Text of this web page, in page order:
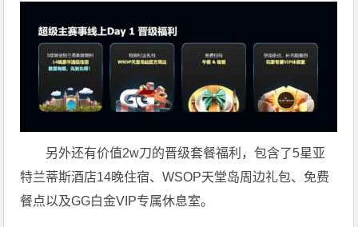
另外还有价值2w刀的晋级套餐福利，包含了5星亚
特兰蒂斯酒店14晚住宿、WSOP天堂岛周边礼包、免费
餐点以及GG白金VIP专属休息室。